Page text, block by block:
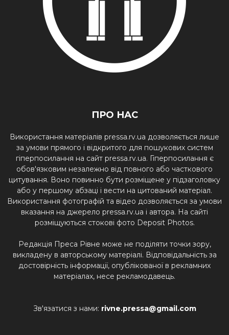
ПРО НАС
Використання матеріалів pressa.rv.ua дозволяється лише
за умови прямого і відкритого для пошукових систем
гіперпосилання на сайт pressa.rv.ua. Гіперпосилання є
обов'язковим незалежно від повного або часткового
цитування. Воно повинно бути розміщене у підзаголовку
або у першому абзаці і вести на цитований матеріал.
Використання фотографій та відео дозволяється за умови
вказання на джерело pressa.rv.ua і автора. На сайті
розміщуються стокові фото Deposit Photos.
Редакція Преса Рівне може не поділяти точки зору,
викладену в авторському матеріалі. Відповідальність за
достовірність інформації, опублікованої в рекламних
матеріалах, несе рекламодавець.
Зв'язатися з нами: rivne.pressa@gmail.com